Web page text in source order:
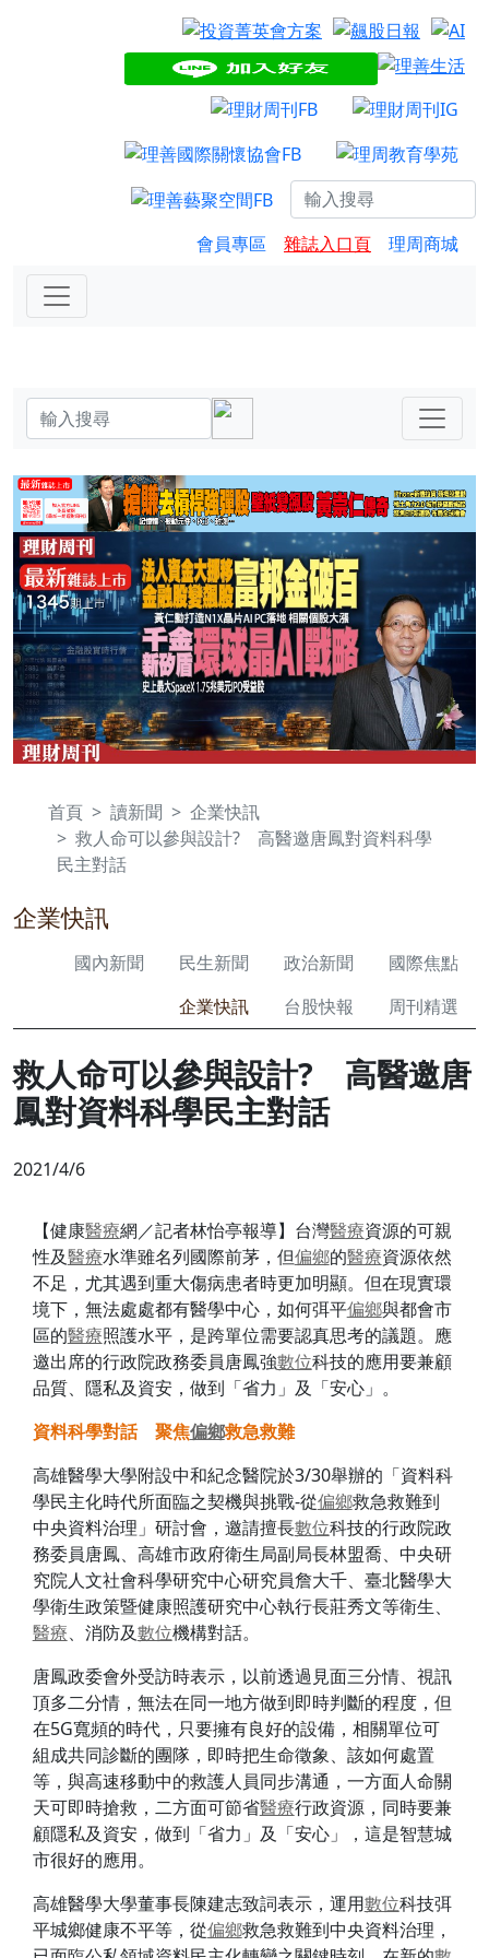
會員專區 雜誌入口頁 理周商城
首頁 讀新聞
企業快訊
救人命可以參與設計? 高醫邀唐鳳對資料科學
民主對話
企業快訊
國內新聞 民生新聞 政治新聞
國際焦點
企業快訊
台股快報 周刊精選
救人命可以參與設計? 高醫邀唐
鳳對資料科學民主對話
2021/4/6
【健康醫療網／記者林怡亭報導】台灣醫療資源的可親
性及醫療水準雖名列國際前茅，但偏鄉的醫療資源依然
不足，尤其遇到重大傷病患者時更加明顯。但在現實環
境下，無法處處都有醫學中心，如何弭平偏鄉與都會市
區的醫療照護水平，是跨單位需要認真思考的議題。應
邀出席的行政院政務委員唐鳳強數位科技的應用要兼顧
品質、隱私及資安，做到「省力」及「安心」。
資料科學對話 聚焦偏鄉救急救難
高雄醫學大學附設中和紀念醫院於3/30舉辦的「資料科
學民主化時代所面臨之契機與挑戰-從偏鄉救急救難到
中央資料治理」研討會，邀請擅長數位科技的行政院政
務委員唐鳳、高雄市政府衛生局副局長林盟喬、中央研
究院人文社會科學研究中心研究員詹大千、臺北醫學大
學衛生政策暨健康照護研究中心執行長莊秀文等衛生、
醫療、消防及數位機構對話。
唐鳳政委會外受訪時表示，以前透過見面三分情、視訊
頂多二分情，無法在同一地方做到即時判斷的程度，但
在5G寬頻的時代，只要擁有良好的設備，相關單位可
組成共同診斷的團隊，即時把生命徵象、該如何處置
等，與高速移動中的救護人員同步溝通，一方面人命關
天可即時搶救，二方面可節省醫療行政資源，同時要兼
顧隱私及資安，做到「省力」及「安心」，這是智慧城
市很好的應用。
高雄醫學大學董事長陳建志致詞表示，運用數位科技弭
平城鄉健康不平等，從偏鄉救急救難到中央資料治理，